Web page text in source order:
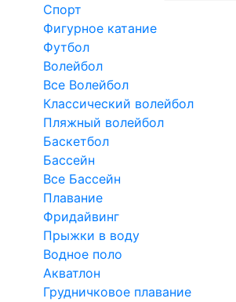
Спорт
Фигурное катание
Футбол
Волейбол
Все Волейбол
Классический волейбол
Пляжный волейбол
Баскетбол
Бассейн
Все Бассейн
Плавание
Фридайвинг
Прыжки в воду
Водное поло
Акватлон
Грудничковое плавание